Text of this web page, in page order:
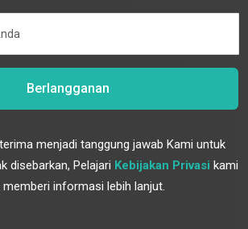
Berlangganan
menjadi tanggung jawab Kami untuk
disebarkan, Pelajari Kebijakan Privasi kami
memberi informasi lebih lanjut.